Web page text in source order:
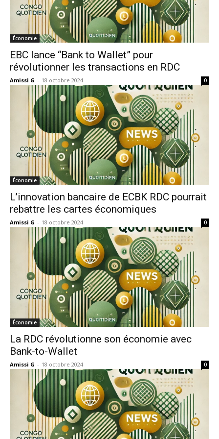
Économie
EBC lance “Bank to Wallet” pour
révolutionner les transactions en RDC
Amissi G - 18 octobre 2024 0
Économie
L’innovation bancaire de ECBK RDC pourrait
rebattre les cartes économiques
Amissi G - 18 octobre 2024 0
Économie
La RDC révolutionne son économie avec
Bank-to-Wallet
Amissi G - 18 octobre 2024 0